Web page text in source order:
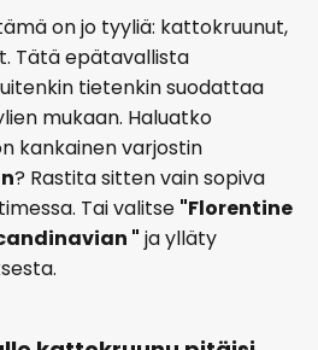
on jo tyyliä: kattokruunut,
Tätä epätavallista
tietenkin suodattaa
mukaan. Haluatko
kankainen varjostin
? Rastita sitten vain sopiva
Tai valitse "Florentine
" ja ylläty